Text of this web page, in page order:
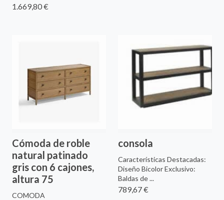
1.669,80 €
Cómoda de roble
natural patinado
gris con 6 cajones,
altura 75
COMODA
consola
Características Destacadas:
Diseño Bicolor Exclusivo:
Baldas de ...
789,67 €